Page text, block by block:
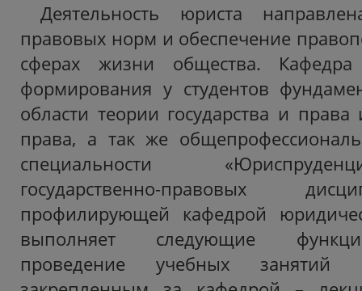
Деятельность юриста
правовых норм и обеспечение
сферах жизни общества.
формирования у студентов
области теории государства и права
права, а так же
специальности
государственно-правовых
профилирующей кафедрой
выполняет следующие
проведение учебных занятий